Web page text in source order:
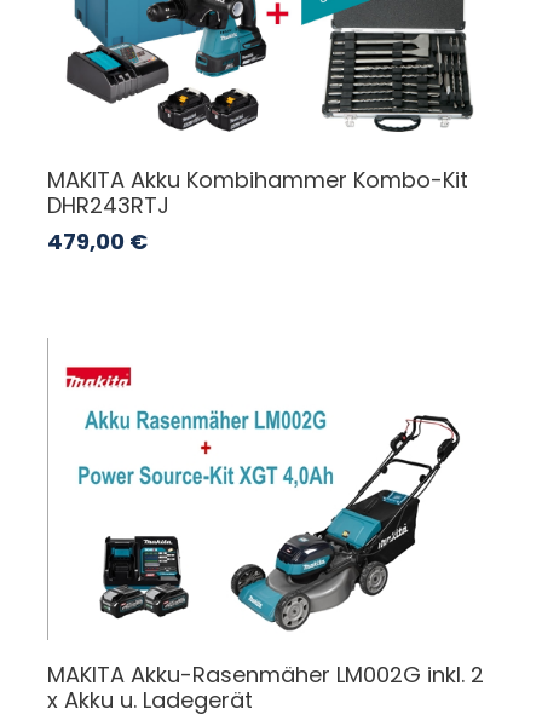
MAKITA Akku Kombihammer Kombo-Kit
DHR243RTJ
479,00 €
MAKITA Akku-Rasenmäher LM002G inkl. 2
x Akku u. Ladegerät